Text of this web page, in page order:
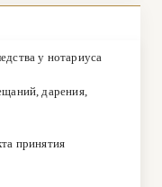
у нотариуса
дарения,
принятия